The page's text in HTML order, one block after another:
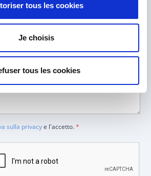
tous les cookies
Je choisis
tous les cookies
sulla privacye l'accetto.*